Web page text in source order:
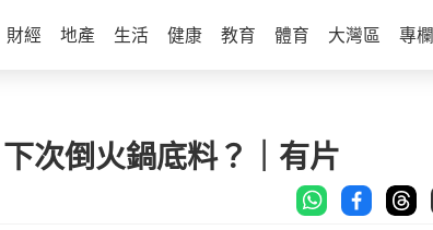
財經 地產 生活 健康 教育 體育 大灣區 專欄
次倒火鍋底料？｜有片